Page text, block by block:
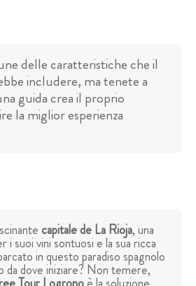
delle caratteristiche che il
includere, ma tenete a
guida crea il proprio
la miglior esperienza
capitale de La Rioja, una
i suoi vini sontuosi e la sua ricca
in questo paradiso spagnolo
dove iniziare? Non temere,